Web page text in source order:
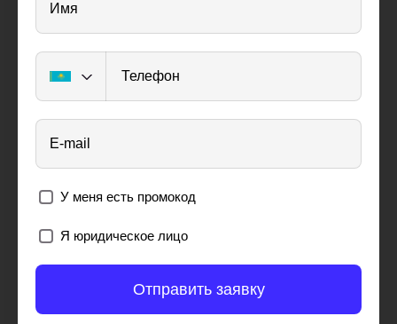
Имя
Телефон
E-mail
У меня есть промокод
Я юридическое лицо
Отправить заявку